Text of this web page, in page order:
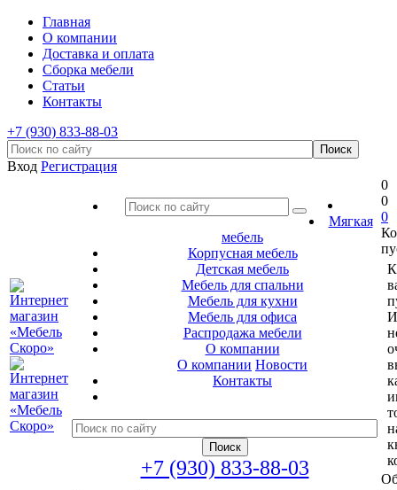
Главная
О компании
Доставка и оплата
Сборка мебели
Статьи
Контакты
+7 (930) 833-88-03
Вход Регистрация
Мягкая
мебель
Корпусная мебель
Детская мебель
Мебель для спальни
Мебель для кухни
Мебель для офиса
Распродажа мебели
О компании
О компании Новости
Контакты
+7 (930) 833-88-03
0
0
0